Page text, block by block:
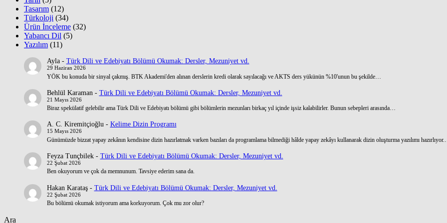
Tasarım (12)
Türkoloji (34)
Ürün İnceleme (32)
Yabancı Dil (5)
Yazılım (11)
Ayla- Türk Dili ve Edebiyatı Bölümü Okumak: Dersler, Mezuniyet vd.
29 Haziran 2026
YÖK bu konuda bir sinyal çakmış. BTK Akademi'den alınan derslerin kredi olarak sayılacağı ve AKTS ders yükünün %10'unun bu şekilde…
Behlül Karaman - Türk Dili ve Edebiyatı Bölümü Okumak: Dersler, Mezuniyet vd.
21 Mayıs 2026
Biraz spekülatif gelebilir ama Türk Dili ve Edebiyatı bölümü gibi bölümlerin mezunları birkaç yıl içinde işsiz kalabilirler. Bunun sebepleri arasında…
A. C. Kiremitçioğlu- Kelime Dizin Programı
15 Mayıs 2026
Günümüzde bizzat yapay zekânın kendisine dizin hazırlatmak varken bazıları da programlama bilmediği hâlde yapay zekâyı kullanarak dizin oluşturma yazılımı
Feyza Tunçbilek- Türk Dili ve Edebiyatı Bölümü Okumak: Dersler, Mezuniyet vd.
22 Şubat 2026
Ben okuyorum ve çok da memnunum. Tavsiye ederim sana da.
Hakan Karataş- Türk Dili ve Edebiyatı Bölümü Okumak: Dersler, Mezuniyet vd.
22 Şubat 2026
Bu bölümü okumak istiyorum ama korkuyorum. Çok mu zor olur?
Ara